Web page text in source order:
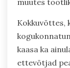
Kokkuvõttes,
kaasa ka
ettevõtjad